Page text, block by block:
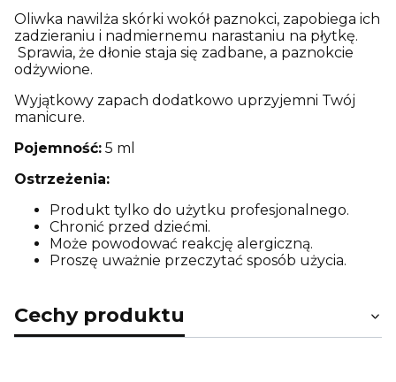
Oliwka nawilża skórki wokół paznokci, zapobiega ich
zadzieraniu i nadmiernemu narastaniu na płytkę.
Sprawia, że dłonie staja się zadbane, a paznokcie
odżywione.
Wyjątkowy zapach dodatkowo uprzyjemni Twój
manicure.
Pojemność: 5 ml
Ostrzeżenia:
Produkt tylko do użytku profesjonalnego.
Chronić przed dziećmi.
Może powodować reakcję alergiczną.
Proszę uważnie przeczytać sposób użycia.
Cechy produktu